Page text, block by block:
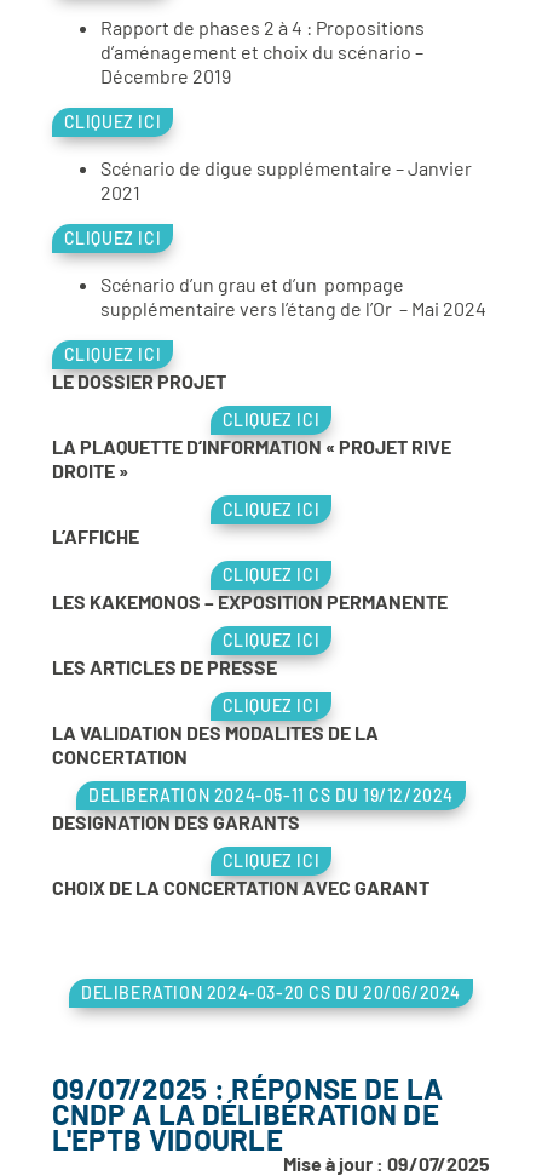
Rapport de phases 2 à 4 : Propositions
d’aménagement et choix du scénario –
Décembre 2019
CLIQUEZ ICI
Scénario de digue supplémentaire – Janvier
2021
CLIQUEZ ICI
Scénario d’un grau et d’un pompage
supplémentaire vers l’étang de l’Or – Mai 2024
CLIQUEZ ICI
LE DOSSIER PROJET
CLIQUEZ ICI
LA PLAQUETTE D’INFORMATION « PROJET RIVE
DROITE »
CLIQUEZ ICI
L’AFFICHE
CLIQUEZ ICI
LES KAKEMONOS – EXPOSITION PERMANENTE
CLIQUEZ ICI
LES ARTICLES DE PRESSE
CLIQUEZ ICI
LA VALIDATION DES MODALITES DE LA
CONCERTATION
DELIBERATION 2024-05-11 CS DU 19/12/2024
DESIGNATION DES GARANTS
CLIQUEZ ICI
CHOIX DE LA CONCERTATION AVEC GARANT
DELIBERATION 2024-03-20 CS DU 20/06/2024
09/07/2025 : RÉPONSE DE LA
CNDP A LA DÉLIBÉRATION DE
L'EPTB VIDOURLE
Mise à jour : 09/07/2025